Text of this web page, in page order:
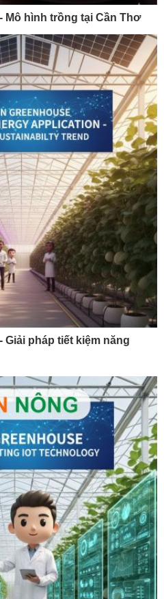
Mô hình trồng tại Cần Thơ
pháp tiết kiệm năng